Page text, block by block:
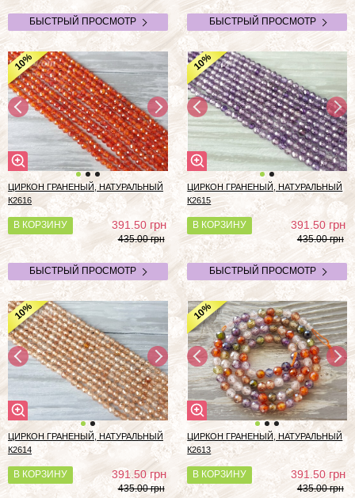
БЫСТРЫЙ ПРОСМОТР БЫСТРЫЙ ПРОСМОТР
10%
ЦИРКОН ГРАНЕНЫЙ, НАТУРАЛЬНЫЙ
К2616
В КОРЗИНУ 391.50грн
435.00 грн
БЫСТРЫЙ ПРОСМОТР
10%
ЦИРКОН ГРАНЕНЫЙ, НАТУРАЛЬНЫЙ
К2615
В КОРЗИНУ 391.50грн
435.00 грн
БЫСТРЫЙ ПРОСМОТР
10%
ЦИРКОН ГРАНЕНЫЙ, НАТУРАЛЬНЫЙ
К2614
В КОРЗИНУ 391.50грн
435.00 грн
10%
ЦИРКОН ГРАНЕНЫЙ, НАТУРАЛЬНЫЙ
К2613
В КОРЗИНУ 391.50грн
435.00 грн